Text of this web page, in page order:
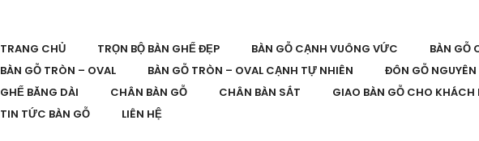
TRANG CHỦ TRỌN BỘ BÀN GHẾ ĐẸP BÀN GỖ CẠNH VUÔNG VỨC
BÀN GỖ
BÀN GỖ TRÒN – OVAL
BÀN GỖ TRÒN – OVAL CẠNH TỰ NHIÊN ĐÔN GỖ NGUYÊN
GHẾ BĂNG DÀI
CHÂN BÀN GỖ CHÂN BÀN SẮT
GIAO BÀN GỖ CHO KHÁCH
TIN TỨC BÀN GỖ
LIÊN HỆ